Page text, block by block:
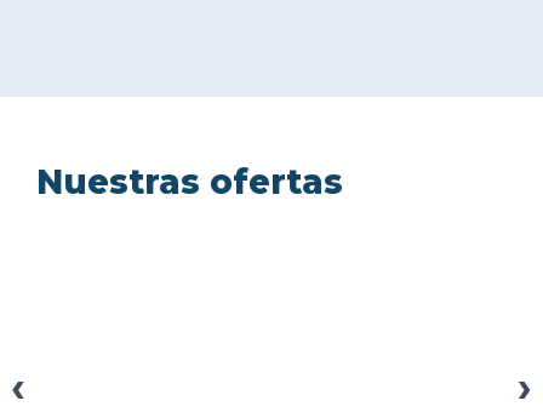
Nuestras ofertas
‹ ›